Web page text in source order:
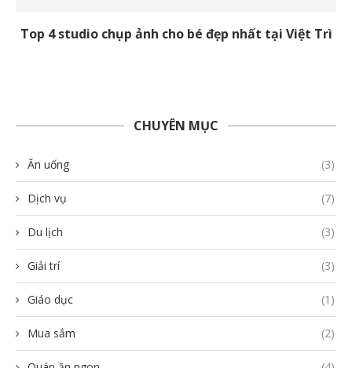
Top 4 studio chụp ảnh cho bé đẹp nhất tại Việt Trì
CHUYÊN MỤC
Ăn uống (3)
Dịch vụ (7)
Du lịch (3)
Giải trí (3)
Giáo dục (1)
Mua sắm (2)